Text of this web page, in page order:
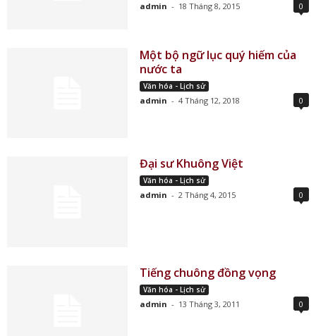
admin - 18 Tháng 8, 2015 0
Một bộ ngữ lục quý hiếm của
nước ta
Văn hóa - Lịch sử
admin - 4 Tháng 12, 2018 0
Đại sư Khuông Việt
Văn hóa - Lịch sử
admin - 2 Tháng 4, 2015 0
Tiếng chuông đồng vọng
Văn hóa - Lịch sử
admin - 13 Tháng 3, 2011 0